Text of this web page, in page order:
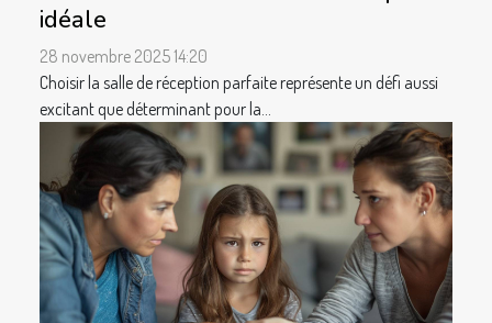
idéale
28 novembre 2025 14:20
Choisir la salle de réception parfaite représente un défi aussi
excitant que déterminant pour la...